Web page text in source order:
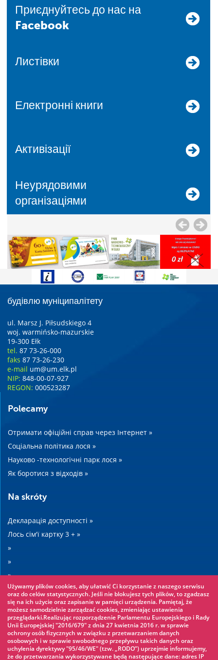
Приєднуйтесь до нас на
Facebook
Листівки
Електронні книги
Активізації
Неурядовими
організаціями
будівлю муніципалітету
ul. Marsz J. Piłsudskiego 4
woj. warmińsko-mazurskie
19-300 Ełk
tel. 87 73-26-000
faks 87 73-26-230
e-mail um@um.elk.pl
NIP: 848-00-07-927
REGON: 000523287
Polecamy
Отримати офіційні справ через Інтернет »
Соціальна політика лося »
Науково -технологічні парк лося »
Як боротися з відходів »
Na skróty
Декларація доступності »
Лось сім'ї картку 3 + »
»
»
»
»
Warto zobaczyć
Мотузяному парку »
Аквапарк »
Używamy plików cookies, aby ułatwić Ci korzystanie z naszego serwisu
oraz do celów statystycznych. Jeśli nie blokujesz tych plików, to zgadzasz
się na ich użycie oraz zapisanie w pamięci urządzenia. Pamiętaj, że
możesz samodzielnie zarządzać cookies, zmieniając ustawienia
przeglądarki.Realizując rozporządzenie Parlamentu Europejskiego i Rady
Unii Europejskiej "2016/679" z dnia 27 kwietnia 2016 r. w sprawie
ochrony osób fizycznych w związku z przetwarzaniem danych
osobowych i w sprawie swobodnego przepływu takich danych oraz
uchylenia dyrektywy "95/46/WE" (tzw. „RODO”) uprzejmie informujemy,
że do przetwarzania wykorzystywane będą następujące dane: adres IP